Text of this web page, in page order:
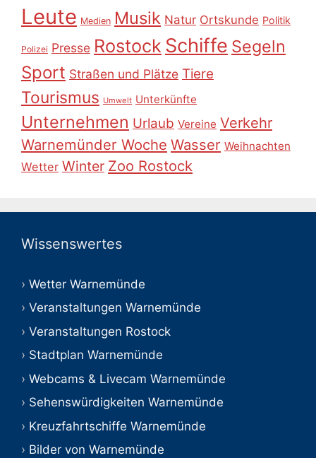
Leute Medien Musik Natur Ortskunde Politik
Polizei Presse Rostock Schiffe Segeln
Sport Straßen und Plätze Tiere
Tourismus Umwelt Unterkünfte
Unternehmen Urlaub Vereine Verkehr
Warnemünder Woche Wasser Weihnachten
Wetter Winter Zoo Rostock
Wissenswertes
Wetter Warnemünde
Veranstaltungen Warnemünde
Veranstaltungen Rostock
Stadtplan Warnemünde
Webcams & Livecam Warnemünde
Sehenswürdigkeiten Warnemünde
Kreuzfahrtschiffe Warnemünde
Bilder von Warnemünde